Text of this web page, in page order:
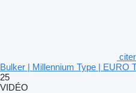
Bulker | Millennium Type | EURO
25
VIDÉO